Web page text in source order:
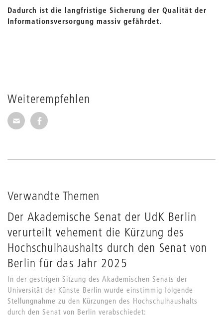
Weiterempfehlen
Seite per E-Mail weiterempfehlen
Seite auf Facebook weiterempfehlen
Dadurch ist die langfristige Sicherung der Qualität der
Informationsversorgung massiv gefährdet.
Verwandte Themen
Der Akademische Senat der UdK Berlin
verurteilt vehement die Kürzung des
Hochschulhaushalts durch den Senat von
Berlin für das Jahr 2025
In der gestrigen Sitzung des Akademischen Senats der
Universität der Künste Berlin wurde einstimmig folgende
Stellungnahme zu den Kürzungen des Hochschulhaushalts
durch den Senat von Berlin verabschiedet: